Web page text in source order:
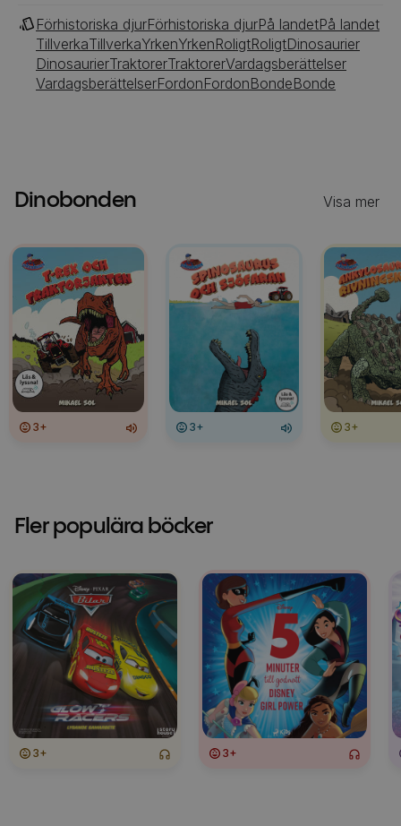
Förhistoriska djurFörhistoriska djurPå landetPå landet
TillverkaTillverkaYrkenYrkenRoligtRoligtDinosaurier
DinosaurierTraktorerTraktorerVardagsberättelser
VardagsberättelserFordonFordonBondeBonde
Dinobonden Visa mer
3+ 3+ 3+
Fler populära böcker
3+ 3+